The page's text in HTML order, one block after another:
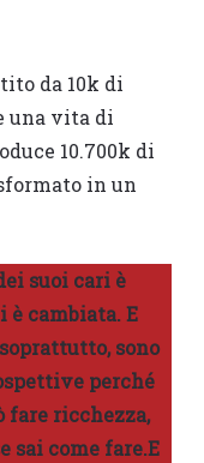
da 10k di
una vita di
10.700k di
in un
suoi cari è
cambiata. E
sono
perché
fare ricchezza,
sai come fare.E